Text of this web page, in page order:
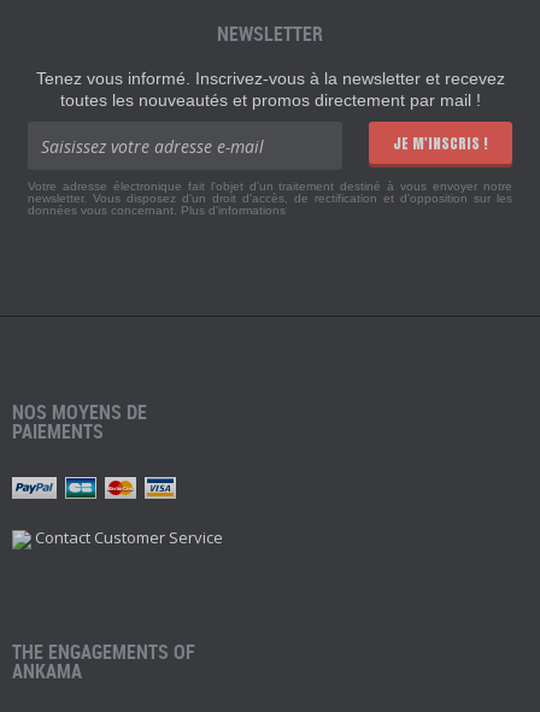
NEWSLETTER
Tenez vous informé. Inscrivez-vous à la newsletter et recevez
toutes les nouveautés et promos directement par mail !
JE M'INSCRIS !
Votre adresse électronique fait l'objet d'un traitement destiné à vous envoyer notre
newsletter. Vous disposez d'un droit d'accès, de rectification et d'opposition sur les
données vous concernant. Plus d'informations
NOS MOYENS DE
PAIEMENTS
Contact Customer Service
THE ENGAGEMENTS OF
ANKAMA